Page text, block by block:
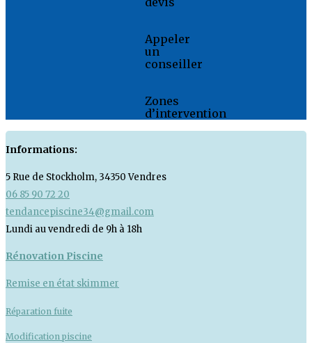
Appeler
un
conseiller
Zones
d’intervention
Informations:
5 Rue de Stockholm, 34350 Vendres
06 85 90 72 20
tendancepiscine34@gmail.com
Lundi au vendredi de 9h à 18h
Rénovation Piscine
Remise en état skimmer
Réparation fuite
Modification piscine